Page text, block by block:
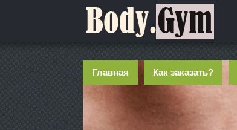
Главная Как заказать?